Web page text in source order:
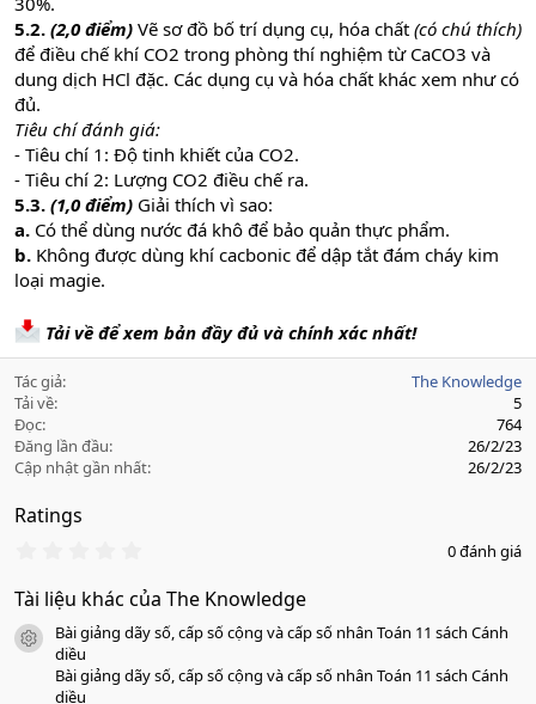
5.2. (2,0 điểm) Vẽ sơ đồ bố trí dụng cụ, hóa chất (có chú thích)
để điều chế khí CO2 trong phòng thí nghiệm từ CaCO3 và
dung dịch HCl đặc. Các dụng cụ và hóa chất khác xem như có
đủ.
Tiêu chí đánh giá:
- Tiêu chí 1: Độ tinh khiết của CO2.
- Tiêu chí 2: Lượng CO2 điều chế ra.
5.3. (1,0 điểm) Giải thích vì sao:
a. Có thể dùng nước đá khô để bảo quản thực phẩm.
b. Không được dùng khí cacbonic để dập tắt đám cháy kim
loại magie.
Tải về để xem bản đầy đủ và chính xác nhất!
Tác giả
The Knowledge
Tải về
5
Đọc
764
Đăng lần đầu
26/2/23
Cập nhật gần nhất
26/2/23
Ratings
0
0
a
0 đánh giá
Tài liệu khác của The Knowledge
icon tài liệu
Bài giảng dãy số, cấp số cộng và cấp số nhân Toán 11 sách Cánh
diều
Bài giảng dãy số, cấp số cộng và cấp số nhân Toán 11 sách Cánh
diều